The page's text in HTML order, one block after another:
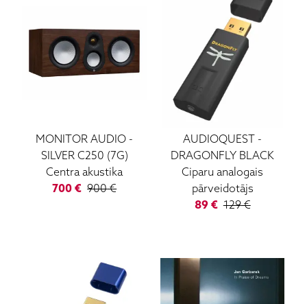
MONITOR AUDIO -
SILVER C250 (7G)
Centra akustika
700 € 900€
AUDIOQUEST -
DRAGONFLY BLACK
Ciparu analogais
pārveidotājs
89€ 129€